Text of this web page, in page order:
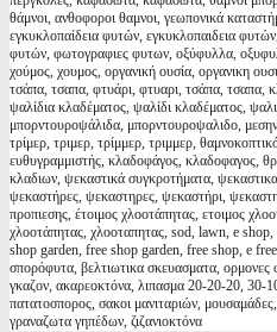
θάμνοι, ανθοφοροι θαμνοι, γεωπονικά
εγκυκλοπαίδεια φυτών, εγκυκλοπαιδεια
φυτών, φωτογραφιες φυτων, οξύφυλλα,
χούμος, χουμος, οργανική ουσία, οργανικη
τσάπα, τσαπα, φτυάρι, φτυαρι, τσάπα, τσαπα,
ψαλίδια κλαδέματος, ψαλίδι κλαδέματος,
μπορντουροψάλιδα, μπορντουροψαλιδο,
τρίμερ, τριμερ, τρίμμερ, τριμμερ,
ευθυγραμμιστής, κλαδοφάγος, κλαδοφαγος,
κλαδιων, ψεκαστικά συγκροτήματα,
ψεκαστήρες, ψεκαστηρες, ψεκαστήρι,
προπιεσης, έτοιμος χλοοτάπητας, ετοιμος
χλοοτάπητας, χλοοταπητας, sod, lawn, e
shop garden, free shop garden, free shop, e
σπορόφυτα, βελτιωτικα σκευασματα,
γκαζον, ακαρεοκτόνα, λιπασμα 20-20-20, 30-
πατατοσπορος, σακοι μανιταριών,
γραναζωτα γηπέδων, ζιζανιοκτόνα